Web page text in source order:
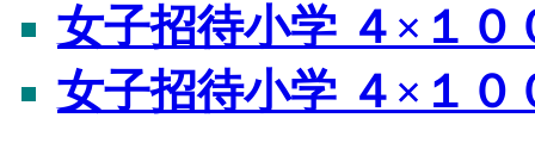
女子招待小学 ４×１０
女子招待小学 ４×１０